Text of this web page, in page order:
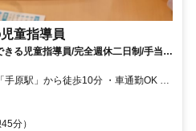
童指導員
る児童指導員/完全週休二日制/手当充
分）